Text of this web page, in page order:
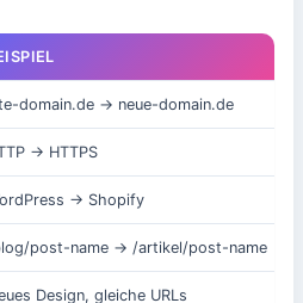
domain.de → neue-domain.de
→ HTTPS
→ Shopify
post-name → /artikel/post-name
Design, gleiche URLs